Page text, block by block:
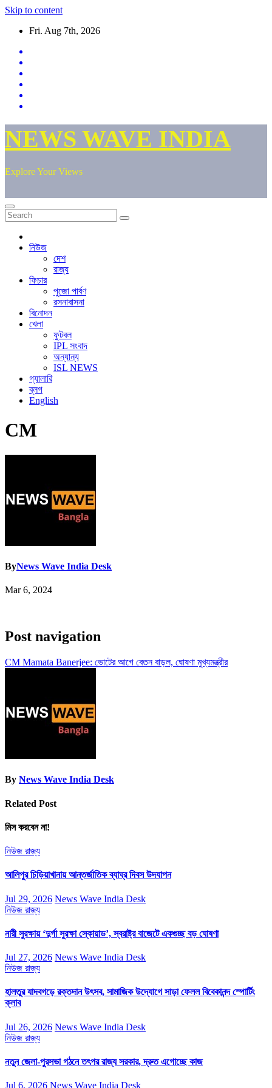
Skip to content
Fri. Aug 7th, 2026
NEWS WAVE INDIA
Explore Your Views
নিউজ
দেশ
রাজ্য
ফিচার
পুজো পার্বণ
রসনাবাসনা
বিনোদন
খেলা
ফুটবল
IPL সংবাদ
অন্যান্য
ISL NEWS
গ্যালারি
ব্লগ
English
CM
ByNews Wave India Desk
Mar 6, 2024
Post navigation
CM Mamata Banerjee: ভোটের আগে বেতন বাড়ল, ঘোষণা মুখ্যমন্ত্রীর
By News Wave India Desk
Related Post
মিস করবেন না!
নিউজ রাজ্য
আলিপুর চিড়িয়াখানায় আন্তর্জাতিক ব্যাঘ্র দিবস উদযাপন
Jul 29, 2026 News Wave India Desk
নিউজ রাজ্য
নারী সুরক্ষায় ‘দুর্গা সুরক্ষা স্কোয়াড’, স্বরাষ্ট্র বাজেটে একগুচ্ছ বড় ঘোষণা
Jul 27, 2026 News Wave India Desk
নিউজ রাজ্য
হালতুর যাদবগড়ে রক্তদান উৎসব, সামাজিক উদ্যোগে সাড়া ফেলল বিবেকানন্দ স্পোর্টিং
ক্লাব
Jul 26, 2026 News Wave India Desk
নিউজ রাজ্য
নতুন জেলা-পুরসভা গঠনে তৎপর রাজ্য সরকার, দ্রুত এগোচ্ছে কাজ
Jul 6, 2026 News Wave India Desk